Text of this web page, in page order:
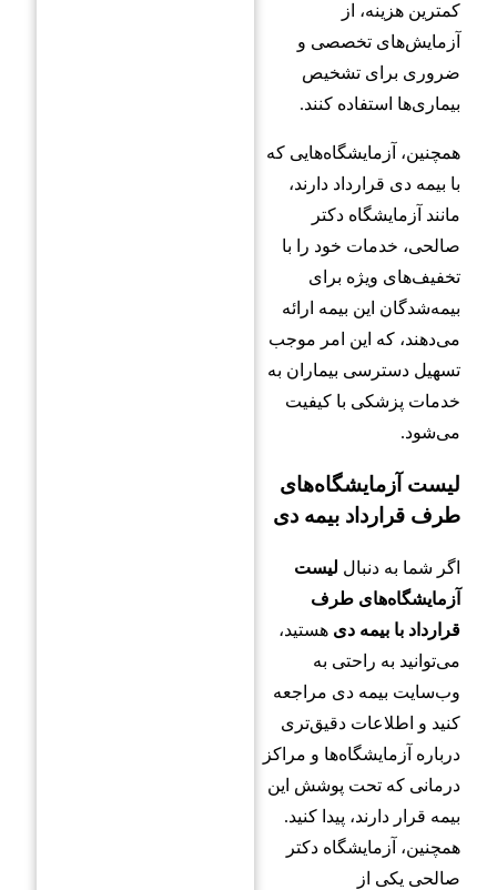
کمترین هزینه، از
آزمایش‌های تخصصی و
ضروری برای تشخیص
بیماری‌ها استفاده کنند.
همچنین، آزمایشگاه‌هایی که
با بیمه دی قرارداد دارند،
مانند آزمایشگاه دکتر
صالحی، خدمات خود را با
تخفیف‌های ویژه برای
بیمه‌شدگان این بیمه ارائه
می‌دهند، که این امر موجب
تسهیل دسترسی بیماران به
خدمات پزشکی با کیفیت
می‌شود.
لیست آزمایشگاه‌های
طرف قرارداد بیمه دی
اگر شما به دنبال لیست
آزمایشگاه‌های طرف
قرارداد با بیمه دی هستید،
می‌توانید به راحتی به
وب‌سایت بیمه دی مراجعه
کنید و اطلاعات دقیق‌تری
درباره آزمایشگاه‌ها و مراکز
درمانی که تحت پوشش این
بیمه قرار دارند، پیدا کنید.
همچنین، آزمایشگاه دکتر
صالحی یکی از